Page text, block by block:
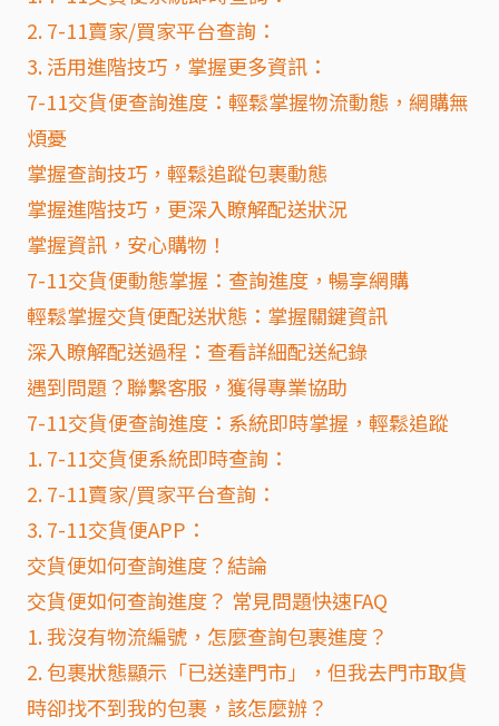
2. 7-11賣家/買家平台查詢：
3. 活用進階技巧，掌握更多資訊：
7-11交貨便查詢進度：輕鬆掌握物流動態，網購無
煩憂
掌握查詢技巧，輕鬆追蹤包裹動態
掌握進階技巧，更深入瞭解配送狀況
掌握資訊，安心購物！
7-11交貨便動態掌握：查詢進度，暢享網購
輕鬆掌握交貨便配送狀態：掌握關鍵資訊
深入瞭解配送過程：查看詳細配送紀錄
遇到問題？聯繫客服，獲得專業協助
7-11交貨便查詢進度：系統即時掌握，輕鬆追蹤
1. 7-11交貨便系統即時查詢：
2. 7-11賣家/買家平台查詢：
3. 7-11交貨便APP：
交貨便如何查詢進度？結論
交貨便如何查詢進度？ 常見問題快速FAQ
1. 我沒有物流編號，怎麼查詢包裹進度？
2. 包裹狀態顯示「已送達門市」，但我去門市取貨
時卻找不到我的包裹，該怎麼辦？